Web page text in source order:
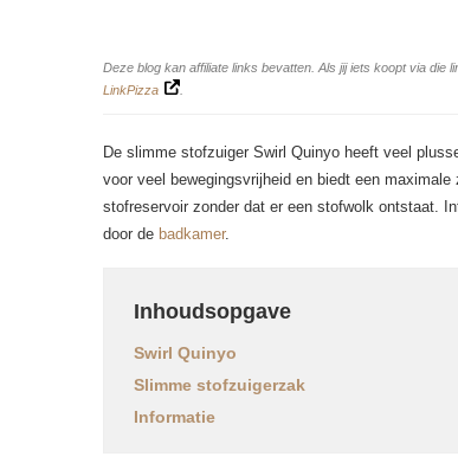
Deze blog kan affiliate links bevatten. Als jij iets koopt via
LinkPizza
De slimme stofzuiger Swirl Quinyo heeft veel
voor veel bewegingsvrijheid en biedt een
stofreservoir zonder dat er een stofwolk ontstaat.
door de badkamer.
Inhoudsopgave
Swirl Quinyo
Slimme stofzuigerzak
Informatie